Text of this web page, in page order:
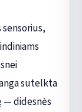
sutelkta
— didesnės